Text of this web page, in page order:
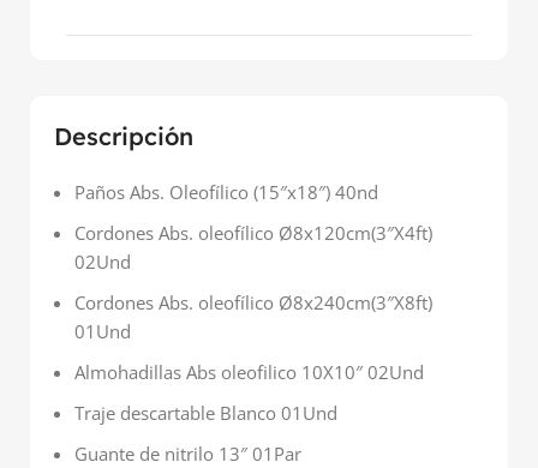
Descripción
Paños Abs. Oleofílico (15″x18″) 40nd
Cordones Abs. oleofílico Ø8x120cm(3″X4ft)
02Und
Cordones Abs. oleofílico Ø8x240cm(3″X8ft)
01Und
Almohadillas Abs oleofilico 10X10″ 02Und
Traje descartable Blanco 01Und
Guante de nitrilo 13″ 01Par